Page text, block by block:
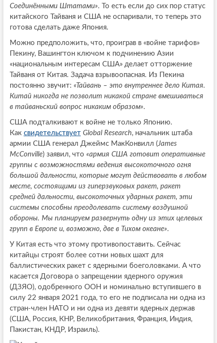
Соединёнными Штатами». То есть если до сих пор статус
китайского Тайваня и США не оспаривали, то теперь это
готова сделать даже Япония.
Можно предположить, что, проиграв в «войне тарифов»
Пекину, Вашингтон ключом к подчинению Азии
«национальным интересам США» делает отторжение
Тайваня от Китая. Задача взрывоопасная. Из Пекина
постоянно звучит: «Тайвань – это внутреннее дело Китая.
Китай никогда не позволит никакой стране вмешиваться
в тайваньский вопрос никаким образом».
США подталкивают к войне не только Японию.
Как свидетельствует Global Research, начальник штаба
армии США генерал Джеймс МакКонвилл (James
McConville) заявил, что «армия США готовит оперативные
группы с возможностями ведения высокоточного огня
большой дальности, которые могут действовать в любом
месте, состоящими из гиперзвуковых ракет, ракет
средней дальности, высокоточных ударных ракет, эти
системы способны преодолевать систему воздушной
обороны. Мы планируем развернуть одну из этих целевых
групп в Европе и, возможно, две в Тихом океане».
У Китая есть что этому противопоставить. Сейчас
китайцы строят более сотни новых шахт для
баллистических ракет с ядерными боеголовками. А что
касается Договора о запрещении ядерного оружия
(ДЗЯО), одобренного ООН и номинально вступившего в
силу 22 января 2021 года, то его не подписала ни одна из
стран-член НАТО и ни одна из девяти ядерных держав
(США, Россия, КНР, Великобритания, Франция, Индия,
Пакистан, КНДР, Израиль).